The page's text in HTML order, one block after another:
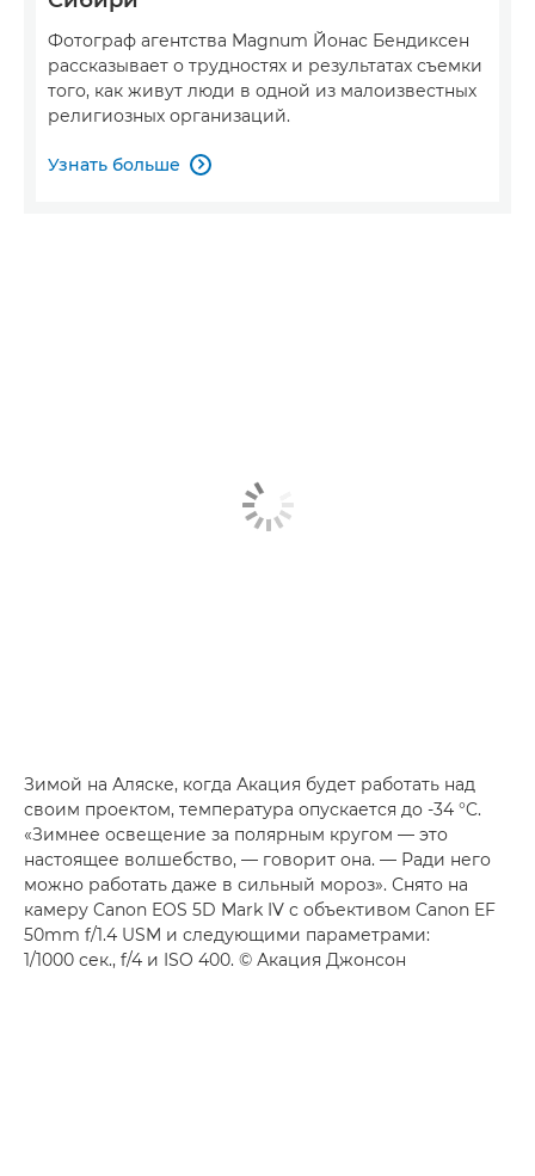
Фотограф агентства Magnum Йонас Бендиксен
рассказывает о трудностях и результатах съемки
того, как живут люди в одной из малоизвестных
религиозных организаций.
Узнать больше 
Зимой на Аляске, когда Акация будет работать над
своим проектом, температура опускается до -34 °C.
«Зимнее освещение за полярным кругом — это
настоящее волшебство, — говорит она. — Ради него
можно работать даже в сильный мороз». Снято на
камеру Canon EOS 5D Mark IV с объективом Canon EF
50mm f/1.4 USM и следующими параметрами:
1/1000 сек., f/4 и ISO 400. © Акация Джонсон